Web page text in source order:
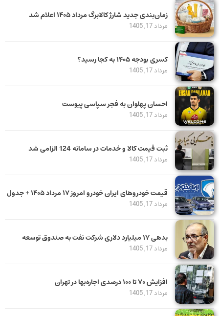
زمان‌بندی جدید شارژ کالابرگ مرداد ۱۴۰۵ اعلام شد
مرداد 17, 1405
کسری بودجه ۱۴۰۵ به کجا رسید؟
مرداد 17, 1405
احسان پهلوان به فجر سپاسی پیوست
مرداد 17, 1405
ثبت قیمت کالا و خدمات در سامانه 124 الزامی شد
مرداد 17, 1405
قیمت خودرو‌های ایران خودرو امروز ۱۷ مرداد ۱۴۰۵ + جدول
مرداد 17, 1405
بدهی ١٧ میلیارد دلاری شرکت نفت به صندوق توسعه
مرداد 17, 1405
افزایش ۷۰ تا ۱۰۰ درصدی اجاره‌بها در تهران
مرداد 17, 1405